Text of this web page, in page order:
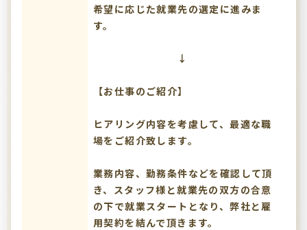
希望に応じた就業先の選定に進みま
す。
↓
【お仕事のご紹介】
ヒアリング内容を考慮して、最適な職
場をご紹介致します。
業務内容、勤務条件などを確認して頂
き、スタッフ様と就業先の双方の合意
の下で就業スタートとなり、弊社と雇
用契約を結んで頂きます。